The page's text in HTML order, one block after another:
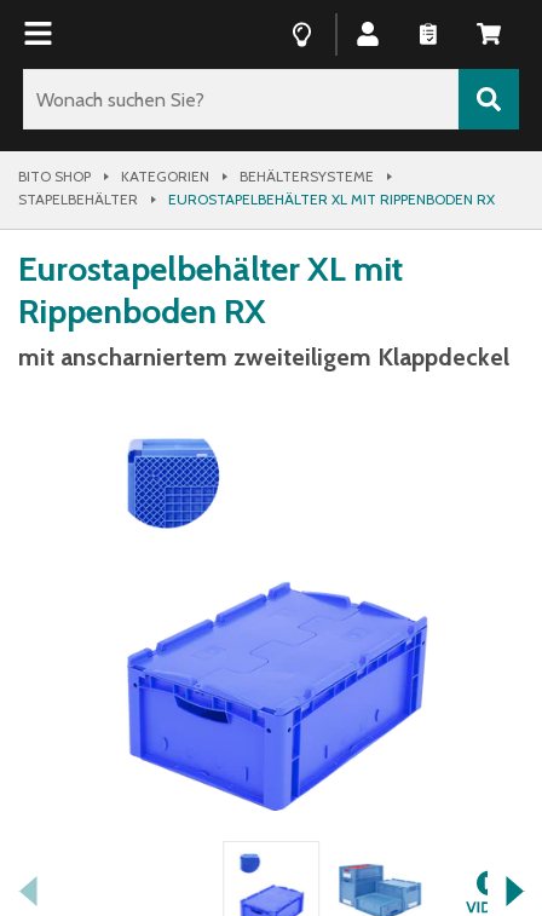
BITO SHOP KATEGORIEN
BEHÄLTERSYSTEME
STAPELBEHÄLTER
EUROSTAPELBEHÄLTER XL MIT RIPPENBODEN RX
Eurostapelbehälter XL mit
Rippenboden RX
mit anscharniertem zweiteiligem Klappdeckel